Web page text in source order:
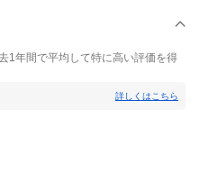
1年間で平均して特に高い評価を得
詳しくはこちら